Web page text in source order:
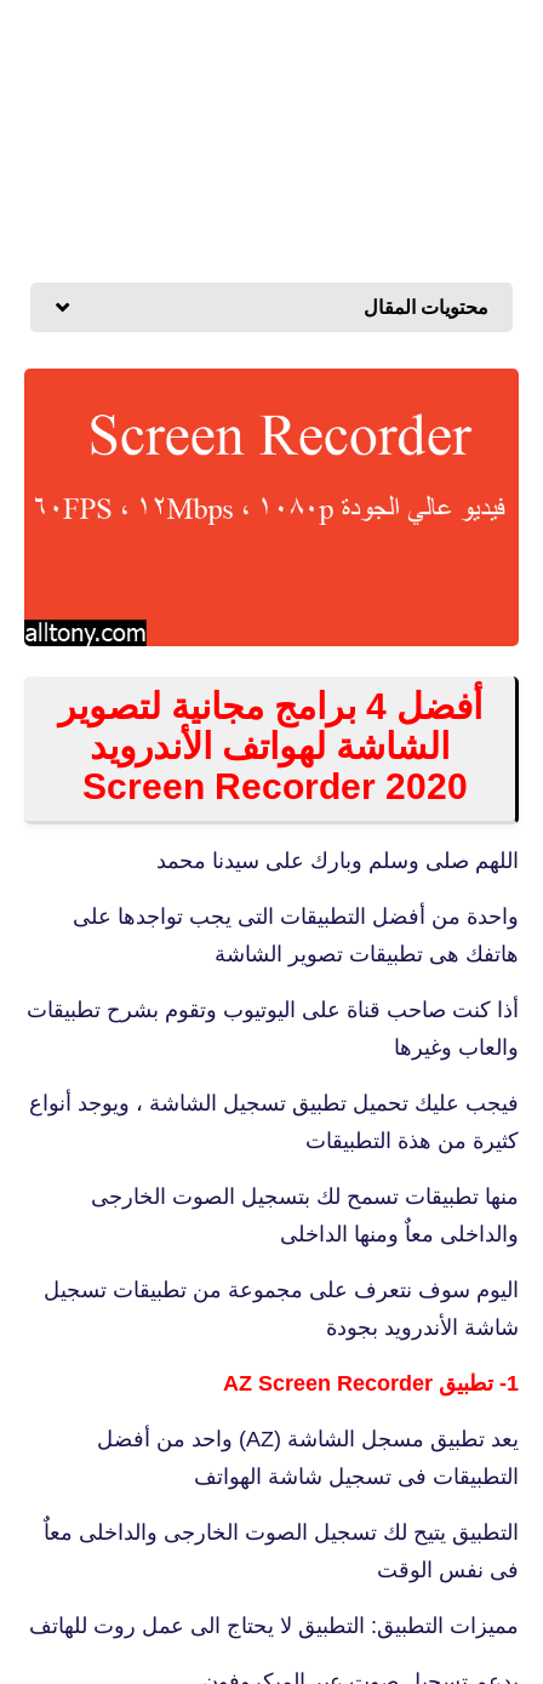
محتويات المقال
أفضل 4 برامج مجانية لتصوير
الشاشة لهواتف الأندرويد
2020 Screen Recorder
اللهم صلى وسلم وبارك على سيدنا محمد
واحدة من أفضل التطبيقات التى يجب تواجدها على
هاتفك هى تطبيقات تصوير الشاشة
أذا كنت صاحب قناة على اليوتيوب وتقوم بشرح تطبيقات
والعاب وغيرها
فيجب عليك تحميل تطبيق تسجيل الشاشة ، ويوجد أنواع
كثيرة من هذة التطبيقات
منها تطبيقات تسمح لك بتسجيل الصوت الخارجى
والداخلى معاٌ ومنها الداخلى
اليوم سوف نتعرف على مجموعة من تطبيقات تسجيل
شاشة الأندرويد بجودة
1- تطبيق AZ Screen Recorder
يعد تطبيق مسجل الشاشة (AZ) واحد من أفضل
التطبيقات فى تسجيل شاشة الهواتف
التطبيق يتيح لك تسجيل الصوت الخارجى والداخلى معاٌ
فى نفس الوقت
مميزات التطبيق: التطبيق لا يحتاج الى عمل روت للهاتف